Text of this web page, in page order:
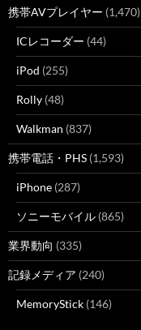
携帯AVプレイヤー (1,470)
ICレコーダー (44)
iPod (255)
Rolly (48)
Walkman (837)
携帯電話・PHS (1,593)
iPhone (287)
ソニーモバイル (865)
業界動向 (335)
記録メディア (240)
MemoryStick (146)